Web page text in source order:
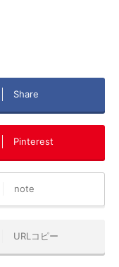
Share
Pinterest
note
URLコピー